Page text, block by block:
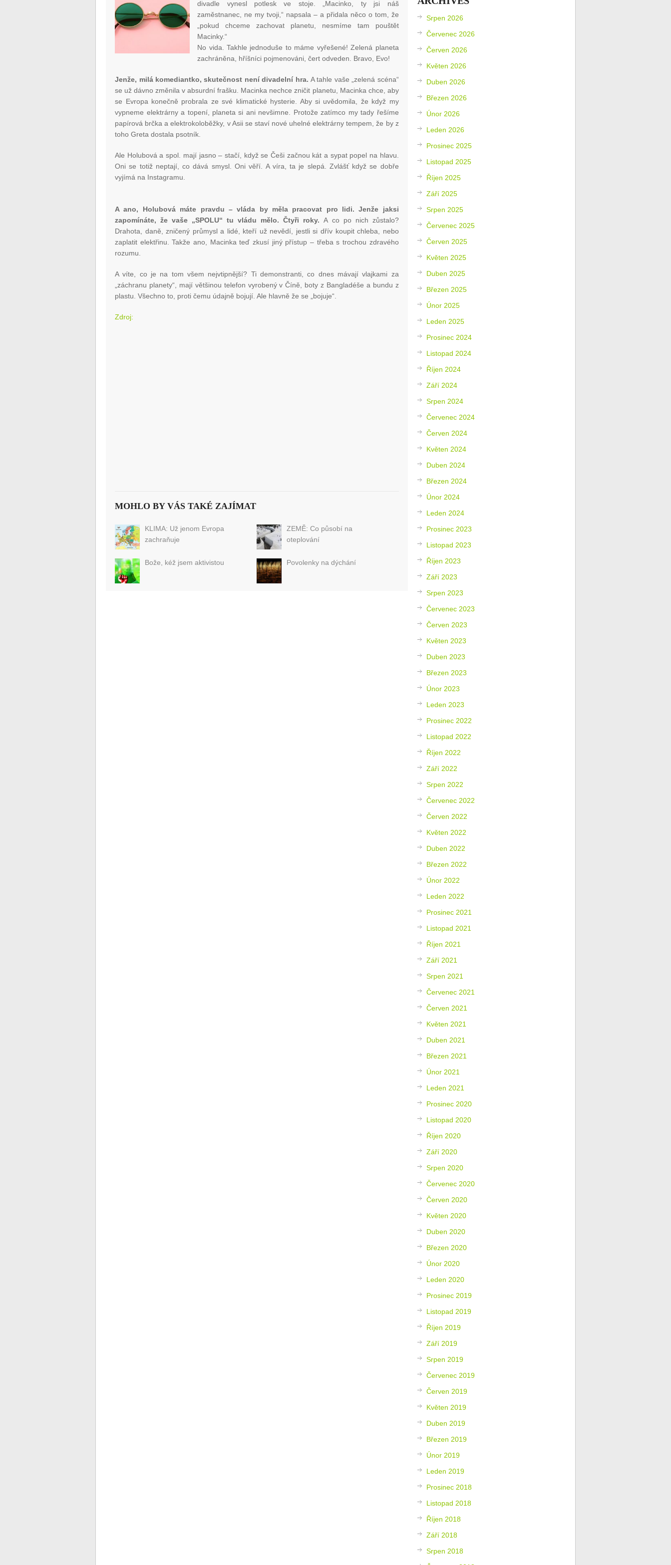
divadle vynesl potlesk ve stoje. „Macinko, ty jsi náš
zaměstnanec, ne my tvoji,“ napsala – a přidala něco o tom, že
„pokud chceme zachovat planetu, nesmíme tam pouštět
Macinky.“
No vida. Takhle jednoduše to máme vyřešené! Zelená planeta
zachráněna, hříšníci pojmenováni, čert odveden. Bravo, Evo!
Jenže, milá komediantko, skutečnost není divadelní hra. A tahle vaše „zelená scéna“
se už dávno změnila v absurdní frašku. Macinka nechce zničit planetu, Macinka chce, aby
se Evropa konečně probrala ze své klimatické hysterie. Aby si uvědomila, že když my
vypneme elektrárny a topení, planeta si ani nevšimne. Protože zatímco my tady řešíme
papírová brčka a elektrokoloběžky, v Asii se staví nové uhelné elektrárny tempem, že by z
toho Greta dostala psotník.
Ale Holubová a spol. mají jasno – stačí, když se Češi začnou kát a sypat popel na hlavu.
Oni se totiž neptají, co dává smysl. Oni věří. A víra, ta je slepá. Zvlášť když se dobře
vyjímá na Instagramu.
A ano, Holubová máte pravdu – vláda by měla pracovat pro lidi. Jenže jaksi
zapomínáte, že vaše „SPOLU“ tu vládu mělo. Čtyři roky. A co po nich zůstalo?
Drahota, daně, zničený průmysl a lidé, kteří už nevědí, jestli si dřív koupit chleba, nebo
zaplatit elektřinu. Takže ano, Macinka teď zkusí jiný přístup – třeba s trochou zdravého
rozumu.
A víte, co je na tom všem nejvtipnější? Ti demonstranti, co dnes mávají vlajkami za
„záchranu planety“, mají většinou telefon vyrobený v Číně, boty z Bangladéše a bundu z
plastu. Všechno to, proti čemu údajně bojují. Ale hlavně že se „bojuje“.
Zdroj:
MOHLO BY VÁS TAKÉ ZAJÍMAT
KLIMA: Už jenom Evropa
zachraňuje
ZEMĚ: Co působí na
oteplování
Bože, kéž jsem aktivistou Povolenky na dýchání
Srpen 2026
Červenec 2026
Červen 2026
Květen 2026
Duben 2026
Březen 2026
Únor 2026
Leden 2026
Prosinec 2025
Listopad 2025
Říjen 2025
Září 2025
Srpen 2025
Červenec 2025
Červen 2025
Květen 2025
Duben 2025
Březen 2025
Únor 2025
Leden 2025
Prosinec 2024
Listopad 2024
Říjen 2024
Září 2024
Srpen 2024
Červenec 2024
Červen 2024
Květen 2024
Duben 2024
Březen 2024
Únor 2024
Leden 2024
Prosinec 2023
Listopad 2023
Říjen 2023
Září 2023
Srpen 2023
Červenec 2023
Červen 2023
Květen 2023
Duben 2023
Březen 2023
Únor 2023
Leden 2023
Prosinec 2022
Listopad 2022
Říjen 2022
Září 2022
Srpen 2022
Červenec 2022
Červen 2022
Květen 2022
Duben 2022
Březen 2022
Únor 2022
Leden 2022
Prosinec 2021
Listopad 2021
Říjen 2021
Září 2021
Srpen 2021
Červenec 2021
Červen 2021
Květen 2021
Duben 2021
Březen 2021
Únor 2021
Leden 2021
Prosinec 2020
Listopad 2020
Říjen 2020
Září 2020
Srpen 2020
Červenec 2020
Červen 2020
Květen 2020
Duben 2020
Březen 2020
Únor 2020
Leden 2020
Prosinec 2019
Listopad 2019
Říjen 2019
Září 2019
Srpen 2019
Červenec 2019
Červen 2019
Květen 2019
Duben 2019
Březen 2019
Únor 2019
Leden 2019
Prosinec 2018
Listopad 2018
Říjen 2018
Září 2018
Srpen 2018